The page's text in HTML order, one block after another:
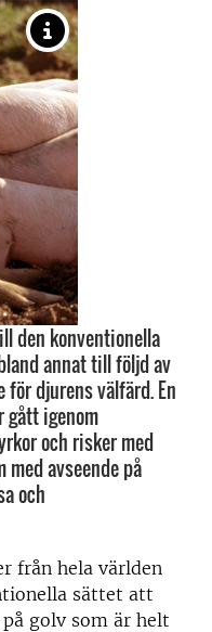
den konventionella
annat till följd av
för djurens välfärd. En
gått igenom
och risker med
avseende på
och
från hela världen
sättet att
golv som är helt